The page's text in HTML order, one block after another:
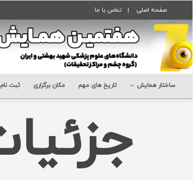
صفحه اصلی تماس با ما
ساختار همایش تاریخ های مهم مکان برگزاری ثبت نام